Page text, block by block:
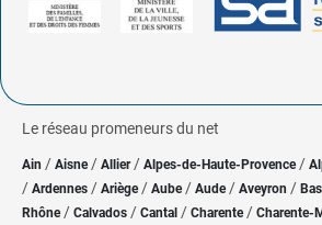
Le réseau promeneurs du net
Ain / Aisne/ Allier/ Alpes-de-Haute-Provence /
/ Ardennes / Ariège/ Aube/ Aude / Aveyron /
Rhône/ Calvados / Cantal / Charente / Charente-